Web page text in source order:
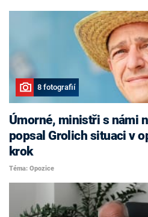
8 fotografií
Úmorné, ministři s námi
popsal Grolich situaci v
krok
Téma: Opozice